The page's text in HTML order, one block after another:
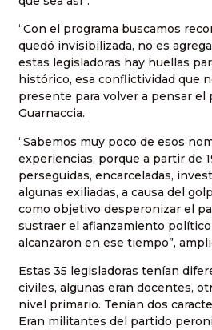
“Con el programa buscamos
quedó invisibilizada, no es
estas legisladoras hay huellas
histórico, esa conflictividad que
presente para volver a pensar el
Guarnaccia.
“Sabemos muy poco de esos
experiencias, porque a partir de
perseguidas, encarceladas,
algunas exiliadas, a causa del
como objetivo desperonizar el
sustraer el afianzamiento
alcanzaron en ese tiempo”,
Estas 35 legisladoras tenían
civiles, algunas eran docentes,
nivel primario. Tenían dos
Eran militantes del partido